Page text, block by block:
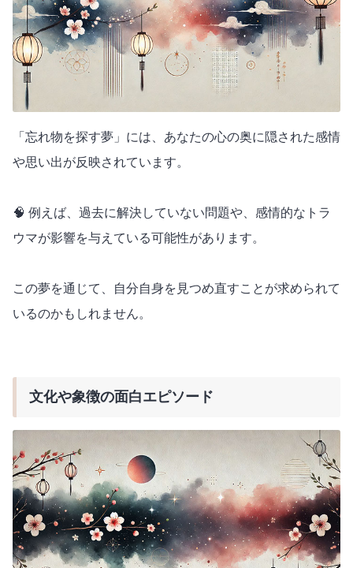
「忘れ物を探す夢」には、あなたの心の奥に隠された感情
や思い出が反映されています。
🧠 例えば、過去に解決していない問題や、感情的なトラ
ウマが影響を与えている可能性があります。
この夢を通じて、自分自身を見つめ直すことが求められて
いるのかもしれません。
文化や象徴の面白エピソード